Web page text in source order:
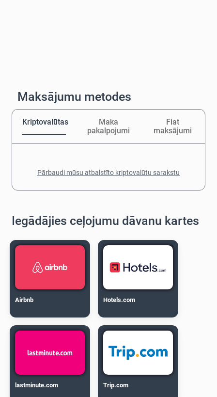
Maksājumu metodes
Kriptovalūtas
Maka
pakalpojumi
Fiat
maksājumi
Pārbaudi mūsu atbalstīto kriptovalūtu sarakstu
Iegādājies ceļojumu dāvanu kartes
Airbnb Hotels.com
lastminute.com Trip.com